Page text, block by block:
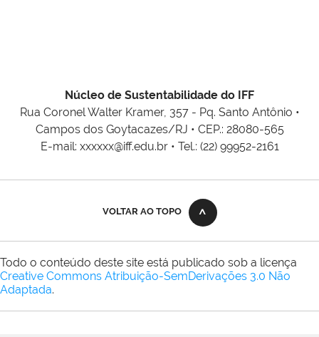
Núcleo de Sustentabilidade do IFF
Rua Coronel Walter Kramer, 357 - Pq. Santo Antônio •
Campos dos Goytacazes/RJ • CEP.: 28080-565
E-mail: xxxxxx@iff.edu.br • Tel.: (22) 99952-2161
VOLTAR AO TOPO
Todo o conteúdo deste site está publicado sob a licença
Creative Commons Atribuição-SemDerivações 3.0 Não
Adaptada.